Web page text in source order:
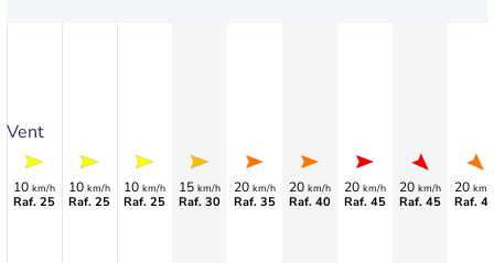
Vent
10 km/h
Raf. 25
10 km/h
Raf. 25
10 km/h
Raf. 25
15 km/h
Raf. 30
20 km/h
Raf. 35
20 km/h
Raf. 40
20 km/h
Raf. 45
20 km/h
Raf. 45
20 km/
Raf.